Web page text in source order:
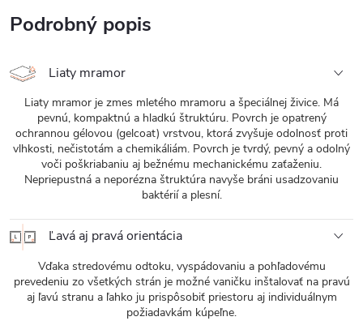
Podrobný popis
Liaty mramor
Liaty mramor je zmes mletého mramoru a špeciálnej živice. Má
pevnú, kompaktnú a hladkú štruktúru. Povrch je opatrený
ochrannou gélovou (gelcoat) vrstvou, ktorá zvyšuje odolnosť proti
vlhkosti, nečistotám a chemikáliám. Povrch je tvrdý, pevný a odolný
voči poškriabaniu aj bežnému mechanickému zaťaženiu.
Nepriepustná a neporézna štruktúra navyše bráni usadzovaniu
baktérií a plesní.
Ľavá aj pravá orientácia
Vďaka stredovému odtoku, vyspádovaniu a pohľadovému
prevedeniu zo všetkých strán je možné vaničku inštalovať na pravú
aj ľavú stranu a ľahko ju prispôsobiť priestoru aj individuálnym
požiadavkám kúpeľne.